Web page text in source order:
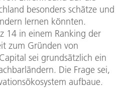
besonders schätze und
lernen könnten.
14 in einem Ranking der
zum Gründen von
sei grundsätzlich ein
Die Frage sei,
aufbaue.